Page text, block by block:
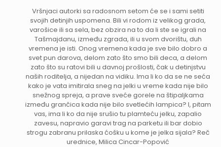
Vršnjaci autorki sa radosnom setom će se i sami setiti
svojih detinjih uspomena. Bili vi rodom iz velikog grada,
varošice ili sa sela, bez obzira na to da li ste se igrali na
Tašmajdanu, između zgrada, ili u svom dvorištu, duh
vremena je isti. Onog vremena kada je sve bilo dobro a
svet pun darova, delom zato što smo bili deca, a delom
zato što su ratovi bili u davnoj prošlosti, čak u detinjstvu
naših roditelja, a nijedan na vidiku. Ima li ko da se ne seća
kako je vata imitirala sneg na jelki u vreme kada nije bilo
snežnog spreja, a prave sveće gorele na štipaljkama
između grančica kada nije bilo svetlećih lampica? I, pitam
vas, ima li ko da nije srušio tu plamteću jelku, zapalio
zavesu, napravio garavi trag na parketu ili bar dobio
strogu zabranu prilaska ćošku u kome je jelka sijala? Reč
urednice, Milica Cincar-Popović